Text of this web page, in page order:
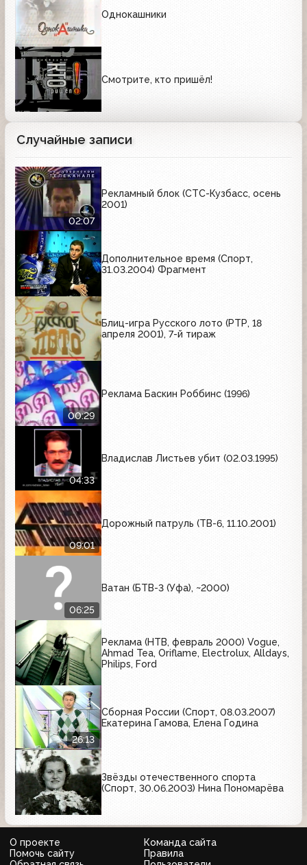
Однокашники
Смотрите, кто пришёл!
Случайные записи
02:07
Рекламный блок (СТС-Кузбасс, осень
2001)
Дополнительное время (Спорт,
31.03.2004) Фрагмент
Блиц-игра Русского лото (РТР, 18
апреля 2001), 7-й тираж
00:29
Реклама Баскин Роббинс (1996)
04:33
Владислав Листьев убит (02.03.1995)
09:01
Дорожный патруль (ТВ-6, 11.10.2001)
06:25
Ватан (БТВ-3 (Уфа), ~2000)
Реклама (НТВ, февраль 2000) Vogue,
Ahmad Tea, Oriflame, Electrolux, Alldays,
Philips, Ford
26:13
Сборная России (Спорт, 08.03.2007)
Екатерина Гамова, Елена Година
Звёзды отечественного спорта
(Спорт, 30.06.2003) Нина Пономарёва
О проекте
Команда сайта
Помочь сайту
Правила